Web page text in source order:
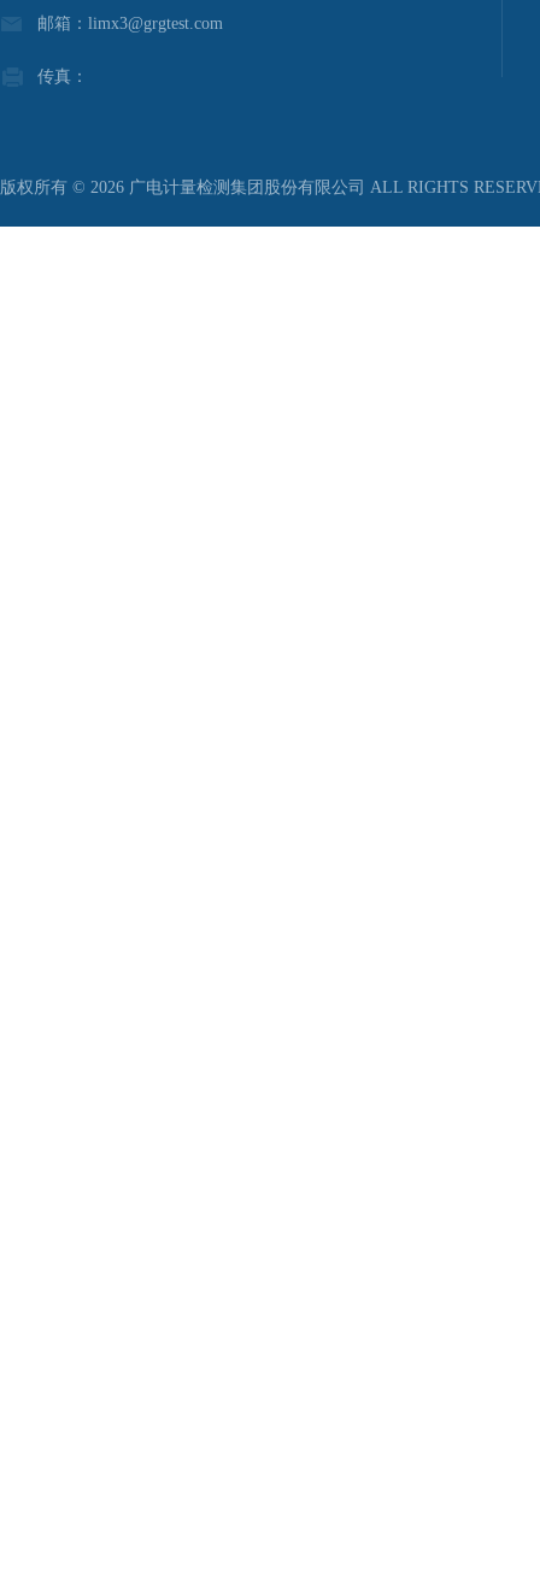
邮箱：limx3@grgtest.com
传真：
版权所有 © 2026 广电计量检测集团股份有限公司 ALL RIGHTS